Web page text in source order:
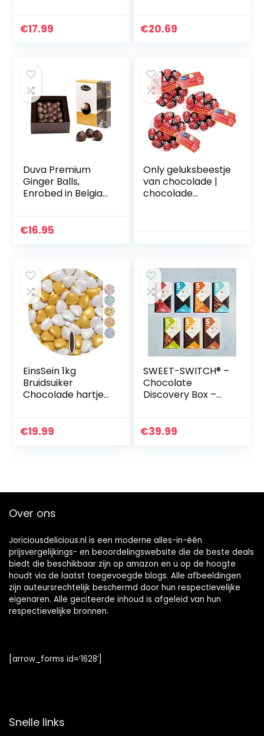
lichtgroen glans
doopsuiker bruiloft
chocoladehartjes
suiker gekleurd
suikerlaagje
geboorte
€17.99 €20.69
Duva Premium
Ginger Balls,
Enrobed in Belgian
€16.95
Only geluksbeestje
van chocolade |
chocolade
EinsSein 1kg
Bruidsuiker
Chocolade hartjes
parel mini
suiker gekleurd
geboorte
€19.99
SWEET-SWITCH® –
Chocolate
Discovery Box –
Chocolade
Chocolade cadeau
€39.99
Over ons
Joriciousdelicious.nl is een moderne alles-in-één
prijsvergelijkings- en beoordelingswebsite die de beste deals
biedt die beschikbaar zijn op amazon en u op de hoogte
houdt via de laatst toegevoegde blogs. Alle afbeeldingen
zijn auteursrechtelijk beschermd door hun respectievelijke
eigenaren. Alle geciteerde inhoud is afgeleid van hun
respectievelijke bronnen.
[arrow_forms id=’1628′]
Snelle links